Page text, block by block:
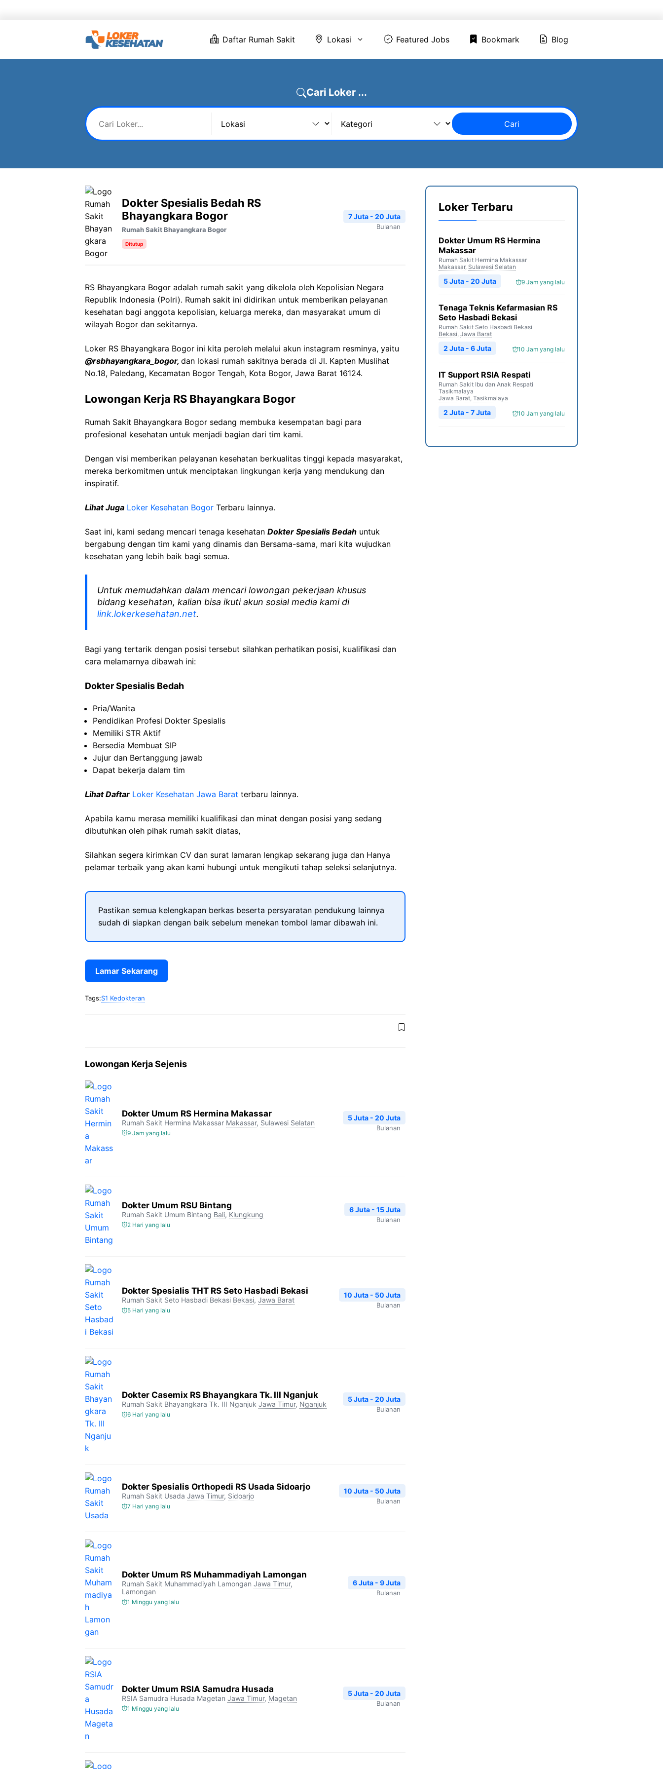
Daftar Rumah Sakit Lokasi Featured Jobs Bookmark Blog
Cari Loker ...
Cari
Dokter Spesialis Bedah RS
Bhayangkara Bogor
Rumah Sakit Bhayangkara Bogor
Ditutup
7 Juta - 20 Juta
Bulanan
RS Bhayangkara Bogor adalah rumah sakit yang dikelola oleh Kepolisian Negara
Republik Indonesia (Polri). Rumah sakit ini didirikan untuk memberikan pelayanan
kesehatan bagi anggota kepolisian, keluarga mereka, dan masyarakat umum di
wilayah Bogor dan sekitarnya.
Loker RS Bhayangkara Bogor ini kita peroleh melalui akun instagram resminya, yaitu
@rsbhayangkara_bogor, dan lokasi rumah sakitnya berada di Jl. Kapten Muslihat
No.18, Paledang, Kecamatan Bogor Tengah, Kota Bogor, Jawa Barat 16124.
Lowongan Kerja RS Bhayangkara Bogor
Rumah Sakit Bhayangkara Bogor sedang membuka kesempatan bagi para
profesional kesehatan untuk menjadi bagian dari tim kami.
Dengan visi memberikan pelayanan kesehatan berkualitas tinggi kepada masyarakat,
mereka berkomitmen untuk menciptakan lingkungan kerja yang mendukung dan
inspiratif.
Lihat Juga Loker Kesehatan Bogor Terbaru lainnya.
Saat ini, kami sedang mencari tenaga kesehatan Dokter Spesialis Bedah untuk
bergabung dengan tim kami yang dinamis dan Bersama-sama, mari kita wujudkan
kesehatan yang lebih baik bagi semua.
Untuk memudahkan dalam mencari lowongan pekerjaan khusus
bidang kesehatan, kalian bisa ikuti akun sosial media kami di
link.lokerkesehatan.net.
Bagi yang tertarik dengan posisi tersebut silahkan perhatikan posisi, kualifikasi dan
cara melamarnya dibawah ini:
Dokter Spesialis Bedah
Pria/Wanita
Pendidikan Profesi Dokter Spesialis
Memiliki STR Aktif
Bersedia Membuat SIP
Jujur dan Bertanggung jawab
Dapat bekerja dalam tim
Lihat Daftar Loker Kesehatan Jawa Barat terbaru lainnya.
Apabila kamu merasa memiliki kualifikasi dan minat dengan posisi yang sedang
dibutuhkan oleh pihak rumah sakit diatas,
Silahkan segera kirimkan CV dan surat lamaran lengkap sekarang juga dan Hanya
pelamar terbaik yang akan kami hubungi untuk mengikuti tahap seleksi selanjutnya.
Pastikan semua kelengkapan berkas beserta persyaratan pendukung lainnya
sudah di siapkan dengan baik sebelum menekan tombol lamar dibawah ini.
Lamar Sekarang
Tags:S1 Kedokteran
Lowongan Kerja Sejenis
Dokter Umum RS Hermina Makassar
Rumah Sakit Hermina Makassar Makassar, Sulawesi Selatan
9 Jam yang lalu
5 Juta - 20 Juta
Bulanan
Dokter Umum RSU Bintang
Rumah Sakit Umum Bintang Bali, Klungkung
2 Hari yang lalu
6 Juta - 15 Juta
Bulanan
Dokter Spesialis THT RS Seto Hasbadi Bekasi
Rumah Sakit Seto Hasbadi Bekasi Bekasi, Jawa Barat
5 Hari yang lalu
10 Juta - 50 Juta
Bulanan
Dokter Casemix RS Bhayangkara Tk. III Nganjuk
Rumah Sakit Bhayangkara Tk. III Nganjuk Jawa Timur, Nganjuk
6 Hari yang lalu
5 Juta - 20 Juta
Bulanan
Dokter Spesialis Orthopedi RS Usada Sidoarjo
Rumah Sakit Usada Jawa Timur, Sidoarjo
7 Hari yang lalu
10 Juta - 50 Juta
Bulanan
Dokter Umum RS Muhammadiyah Lamongan
Rumah Sakit Muhammadiyah Lamongan Jawa Timur,
Lamongan
1 Minggu yang lalu
6 Juta - 9 Juta
Bulanan
Dokter Umum RSIA Samudra Husada
RSIA Samudra Husada Magetan Jawa Timur, Magetan
1 Minggu yang lalu
5 Juta - 20 Juta
Bulanan
Loker Terbaru
Dokter Umum RS Hermina
Makassar
Rumah Sakit Hermina Makassar
Makassar, Sulawesi Selatan
9 Jam yang lalu
5 Juta - 20 Juta
Tenaga Teknis Kefarmasian RS
Seto Hasbadi Bekasi
Rumah Sakit Seto Hasbadi Bekasi
Bekasi, Jawa Barat
10 Jam yang lalu
2 Juta - 6 Juta
IT Support RSIA Respati
Rumah Sakit Ibu dan Anak Respati
Tasikmalaya
Jawa Barat, Tasikmalaya
10 Jam yang lalu
2 Juta - 7 Juta